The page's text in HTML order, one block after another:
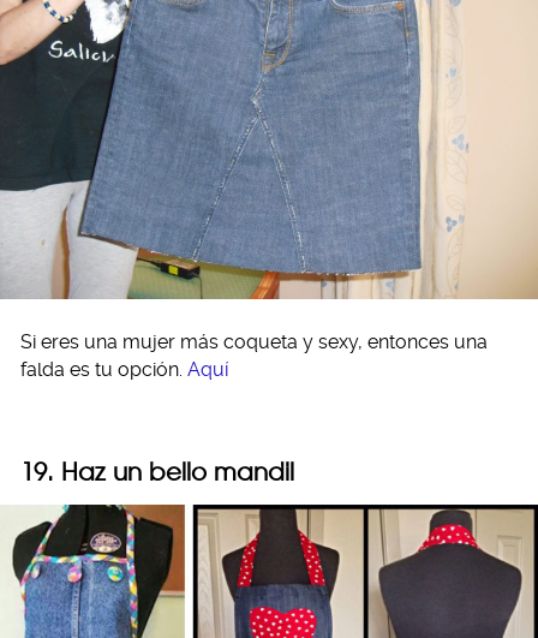
Si eres una mujer más coqueta y sexy, entonces una
falda es tu opción. Aquí
19. Haz un bello mandil